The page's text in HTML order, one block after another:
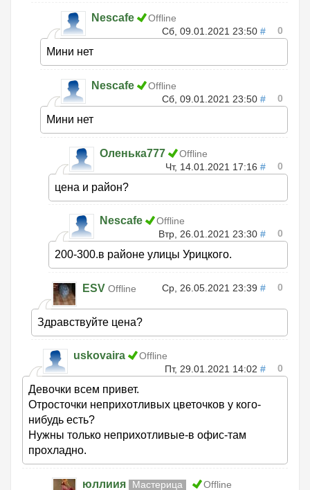
Nescafe
Offline
Сб, 09.01.2021 23:50 # 0
Мини нет
Nescafe
Offline
Сб, 09.01.2021 23:50 # 0
Мини нет
Оленька777
Offline
Чт, 14.01.2021 17:16 # 0
цена и район?
Nescafe
Offline
Втр, 26.01.2021 23:30 # 0
200-300.в районе улицы Урицкого.
ESV Offline Ср, 26.05.2021 23:39 # 0
Здравствуйте цена?
uskovaira
Offline
Пт, 29.01.2021 14:02 # 0
Девочки всем привет.
Отросточки неприхотливых цветочков у кого-
нибудь есть?
Нужны только неприхотливые-в офис-там
прохладно.
юллиия Мастерица Offline